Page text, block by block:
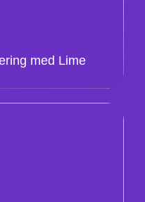
med Lime